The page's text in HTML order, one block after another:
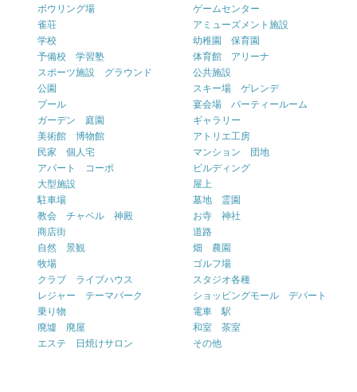
ボウリング場
ゲームセンター
雀荘
アミューズメント施設
学校
幼稚園 保育園
予備校 学習塾
体育館 アリーナ
スポーツ施設 グラウンド
公共施設
公園
スキー場 ゲレンデ
プール
宴会場 パーティールーム
ガーデン 庭園
ギャラリー
美術館 博物館
アトリエ工房
民家 個人宅
マンション 団地
アパート コーポ
ビルディング
大型施設
屋上
駐車場
墓地 霊園
教会 チャペル 神殿
お寺 神社
商店街
道路
自然 景観
畑 農園
牧場
ゴルフ場
クラブ ライブハウス
スタジオ各種
レジャー テーマパーク
ショッピングモール デパート
乗り物
電車 駅
廃墟 廃屋
和室 茶室
エステ 日焼けサロン
その他